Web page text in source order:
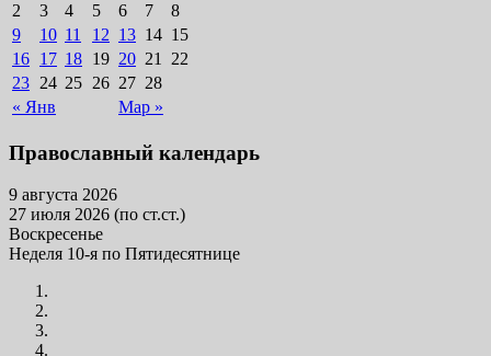
« Янв Мар »
2
3 4 5 6 7
8
9
10 11 12 13 14 15
16 17 18 19 20 21
22
23 24 25 26 27 28
Православный календарь
9 августа 2026
27 июля 2026 (по ст.ст.)
Воскресенье
Неделя 10-я по Пятидесятнице